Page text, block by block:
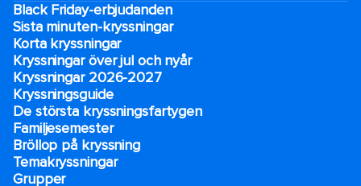
Black Friday-erbjudanden
Sista minuten-kryssningar
Korta kryssningar
Kryssningar över jul och nyår
Kryssningar 2026-2027
Kryssningsguide
De största kryssningsfartygen
Familjesemester
Bröllop på kryssning
Temakryssningar
Grupper